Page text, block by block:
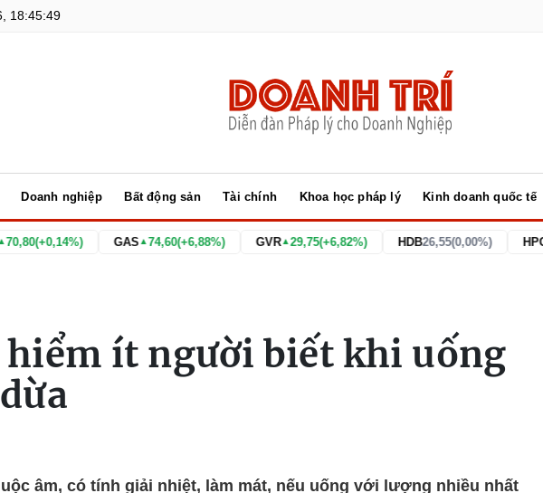
18:45:50
Doanh nghiệp Bất động sản Tài chính Khoa học pháp lý Kinh doanh quốc tế
GAS▲ 74,60(+6,88%) GVR▲ 29,75(+6,82%) HDB26,55 (0,00%) HPG▲ 22,00
hiểm ít người biết khi uống
âm, có tính giải nhiệt, làm mát, nếu uống với lượng nhiều nhất